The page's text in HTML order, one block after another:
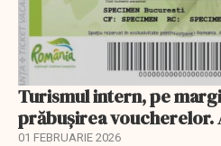
Turismul intern, pe
prăbușirea voucherelor.
01 FEBRUARIE 2026